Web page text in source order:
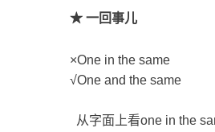
★ 一回事儿
×One in the same
√One and the same
从字面上看one in the